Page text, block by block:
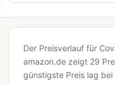
Der Preisverlauf für
amazon.de zeigt 29
günstigste Preis lag bei